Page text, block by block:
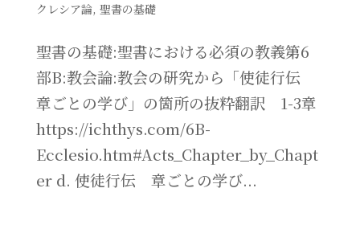
クレシア論, 聖書の基礎
聖書の基礎:聖書における必須の教義第6
部B:教会論:教会の研究から「使徒行伝
章ごとの学び」の箇所の抜粋翻訳 1-3章
https://ichthys.com/6B-
Ecclesio.htm#Acts_Chapter_by_Chapt
er d. 使徒行伝 章ごとの学び...